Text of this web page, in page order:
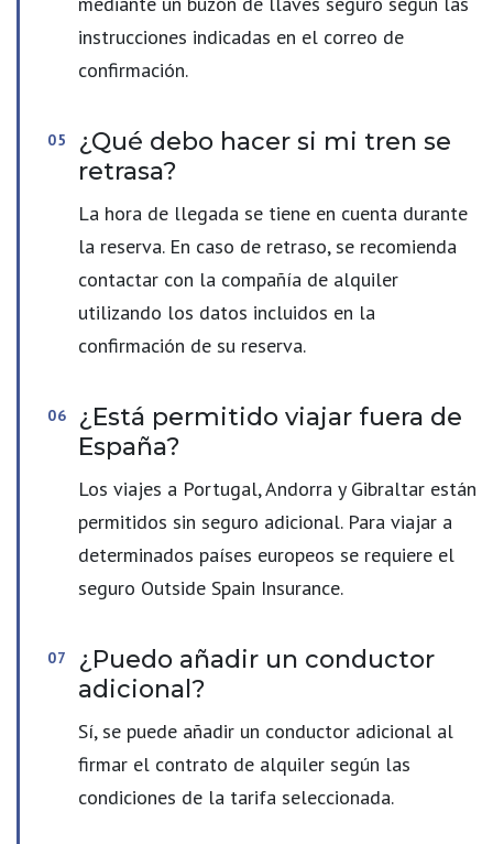
instrucciones indicadas en el correo de
confirmación.
¿Qué debo hacer si mi tren se
retrasa?
La hora de llegada se tiene en cuenta durante
la reserva. En caso de retraso, se recomienda
contactar con la compañía de alquiler
utilizando los datos incluidos en la
confirmación de su reserva.
¿Está permitido viajar fuera de
España?
Los viajes a Portugal, Andorra y Gibraltar están
permitidos sin seguro adicional. Para viajar a
determinados países europeos se requiere el
seguro Outside Spain Insurance.
¿Puedo añadir un conductor
adicional?
Sí, se puede añadir un conductor adicional al
firmar el contrato de alquiler según las
condiciones de la tarifa seleccionada.